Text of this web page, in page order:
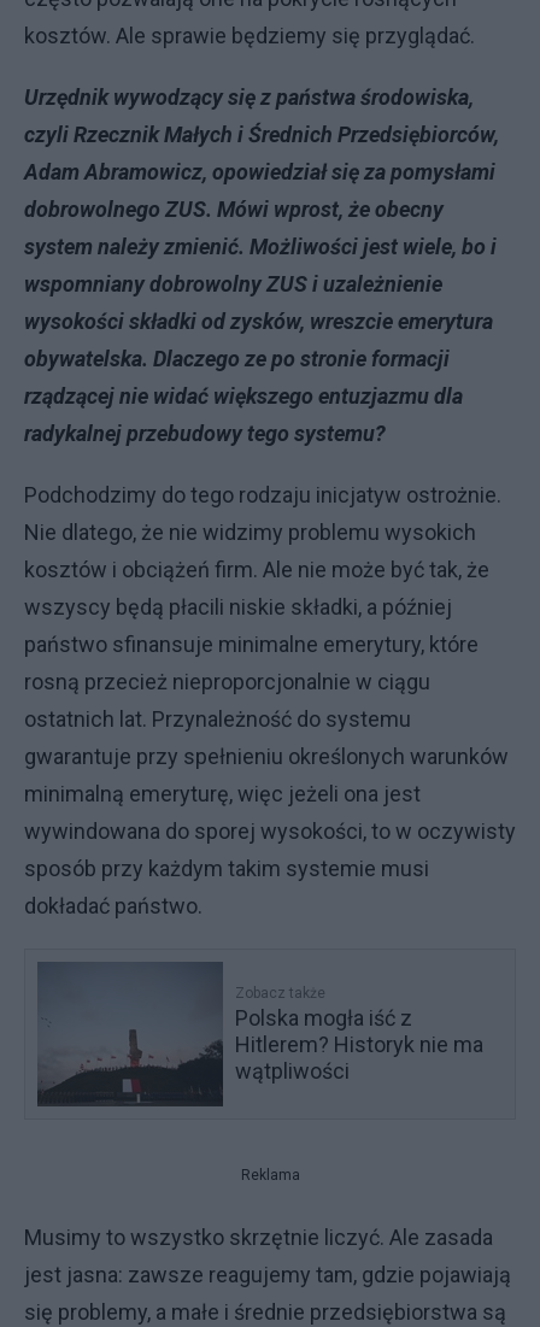
kosztów. Ale sprawie będziemy się przyglądać.
Urzędnik wywodzący się z państwa środowiska,
czyli Rzecznik Małych i Średnich Przedsiębiorców,
Adam Abramowicz, opowiedział się za pomysłami
dobrowolnego ZUS. Mówi wprost, że obecny
system należy zmienić. Możliwości jest wiele, bo i
wspomniany dobrowolny ZUS i uzależnienie
wysokości składki od zysków, wreszcie emerytura
obywatelska. Dlaczego ze po stronie formacji
rządzącej nie widać większego entuzjazmu dla
radykalnej przebudowy tego systemu?
Podchodzimy do tego rodzaju inicjatyw ostrożnie.
Nie dlatego, że nie widzimy problemu wysokich
kosztów i obciążeń firm. Ale nie może być tak, że
wszyscy będą płacili niskie składki, a później
państwo sfinansuje minimalne emerytury, które
rosną przecież nieproporcjonalnie w ciągu
ostatnich lat. Przynależność do systemu
gwarantuje przy spełnieniu określonych warunków
minimalną emeryturę, więc jeżeli ona jest
wywindowana do sporej wysokości, to w oczywisty
sposób przy każdym takim systemie musi
dokładać państwo.
Zobacz także
Polska mogła iść z
Hitlerem? Historyk nie ma
wątpliwości
Reklama
Musimy to wszystko skrzętnie liczyć. Ale zasada
jest jasna: zawsze reagujemy tam, gdzie pojawiają
się problemy, a małe i średnie przedsiębiorstwa są